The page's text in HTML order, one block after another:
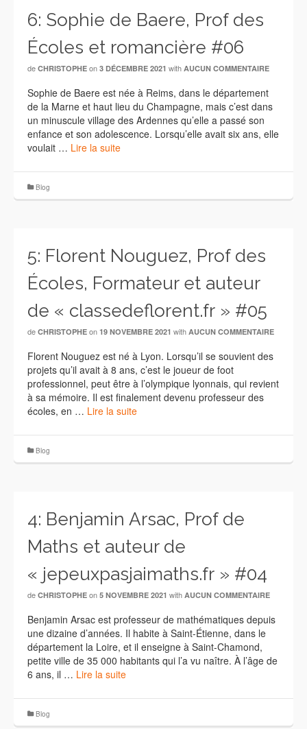
6: Sophie de Baere, Prof des
Écoles et romancière #06
de CHRISTOPHE on 3 DÉCEMBRE 2021 with AUCUN COMMENTAIRE
Sophie de Baere est née à Reims, dans le département
de la Marne et haut lieu du Champagne, mais c’est dans
un minuscule village des Ardennes qu’elle a passé son
enfance et son adolescence. Lorsqu’elle avait six ans, elle
voulait … Lire la suite
Blog
5: Florent Nouguez, Prof des
Écoles, Formateur et auteur
de « classedeflorent.fr » #05
de CHRISTOPHE on 19 NOVEMBRE 2021 with AUCUN COMMENTAIRE
Florent Nouguez est né à Lyon. Lorsqu’il se souvient des
projets qu’il avait à 8 ans, c’est le joueur de foot
professionnel, peut être à l’olympique lyonnais, qui revient
à sa mémoire. Il est finalement devenu professeur des
écoles, en … Lire la suite
Blog
4: Benjamin Arsac, Prof de
Maths et auteur de
« jepeuxpasjaimaths.fr » #04
de CHRISTOPHE on 5 NOVEMBRE 2021 with AUCUN COMMENTAIRE
Benjamin Arsac est professeur de mathématiques depuis
une dizaine d’années. Il habite à Saint-Étienne, dans le
département la Loire, et il enseigne à Saint-Chamond,
petite ville de 35 000 habitants qui l’a vu naître. À l’âge de
6 ans, il … Lire la suite
Blog